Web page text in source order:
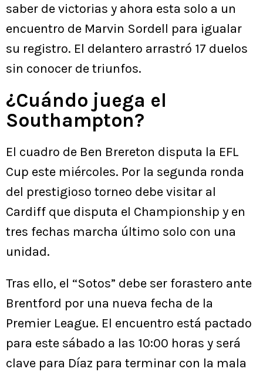
saber de victorias y ahora esta solo a un
encuentro de Marvin Sordell para igualar
su registro. El delantero arrastró 17 duelos
sin conocer de triunfos.
¿Cuándo juega el
Southampton?
El cuadro de Ben Brereton disputa la EFL
Cup este miércoles. Por la segunda ronda
del prestigioso torneo debe visitar al
Cardiff que disputa el Championship y en
tres fechas marcha último solo con una
unidad.
Tras ello, el “Sotos” debe ser forastero ante
Brentford por una nueva fecha de la
Premier League. El encuentro está pactado
para este sábado a las 10:00 horas y será
clave para Díaz para terminar con la mala